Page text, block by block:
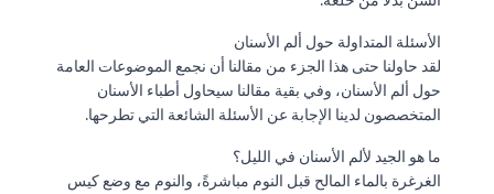
الأسئلة المتداولة حول ألم الأسنان
لقد حاولنا حتى هذا الجزء من مقالنا أن نجمع الموضوعات العامة
حول ألم الأسنان، وفي بقية مقالنا سيحاول أطباء الأسنان
المتخصصون لدينا الإجابة عن الأسئلة الشائعة التي تطرحها.
ما هو الجيد لألم الأسنان في الليل؟
الغرغرة بالماء المالح قبل النوم مباشرةً، والنوم مع وضع كيس